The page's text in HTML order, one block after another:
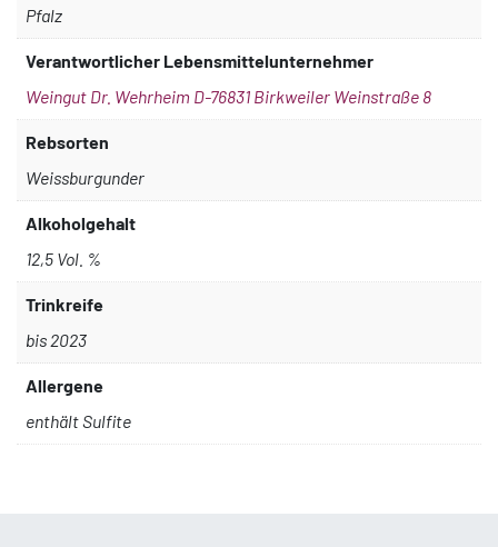
Pfalz
Verantwortlicher Lebensmittelunternehmer
Weingut Dr. Wehrheim D-76831 Birkweiler Weinstraße 8
Rebsorten
Weissburgunder
Alkoholgehalt
12,5 Vol. %
Trinkreife
bis 2023
Allergene
enthält Sulfite